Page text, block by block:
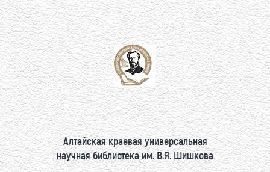
Алтайская краевая универсальная
научная библиотека им. В.Я. Шишкова